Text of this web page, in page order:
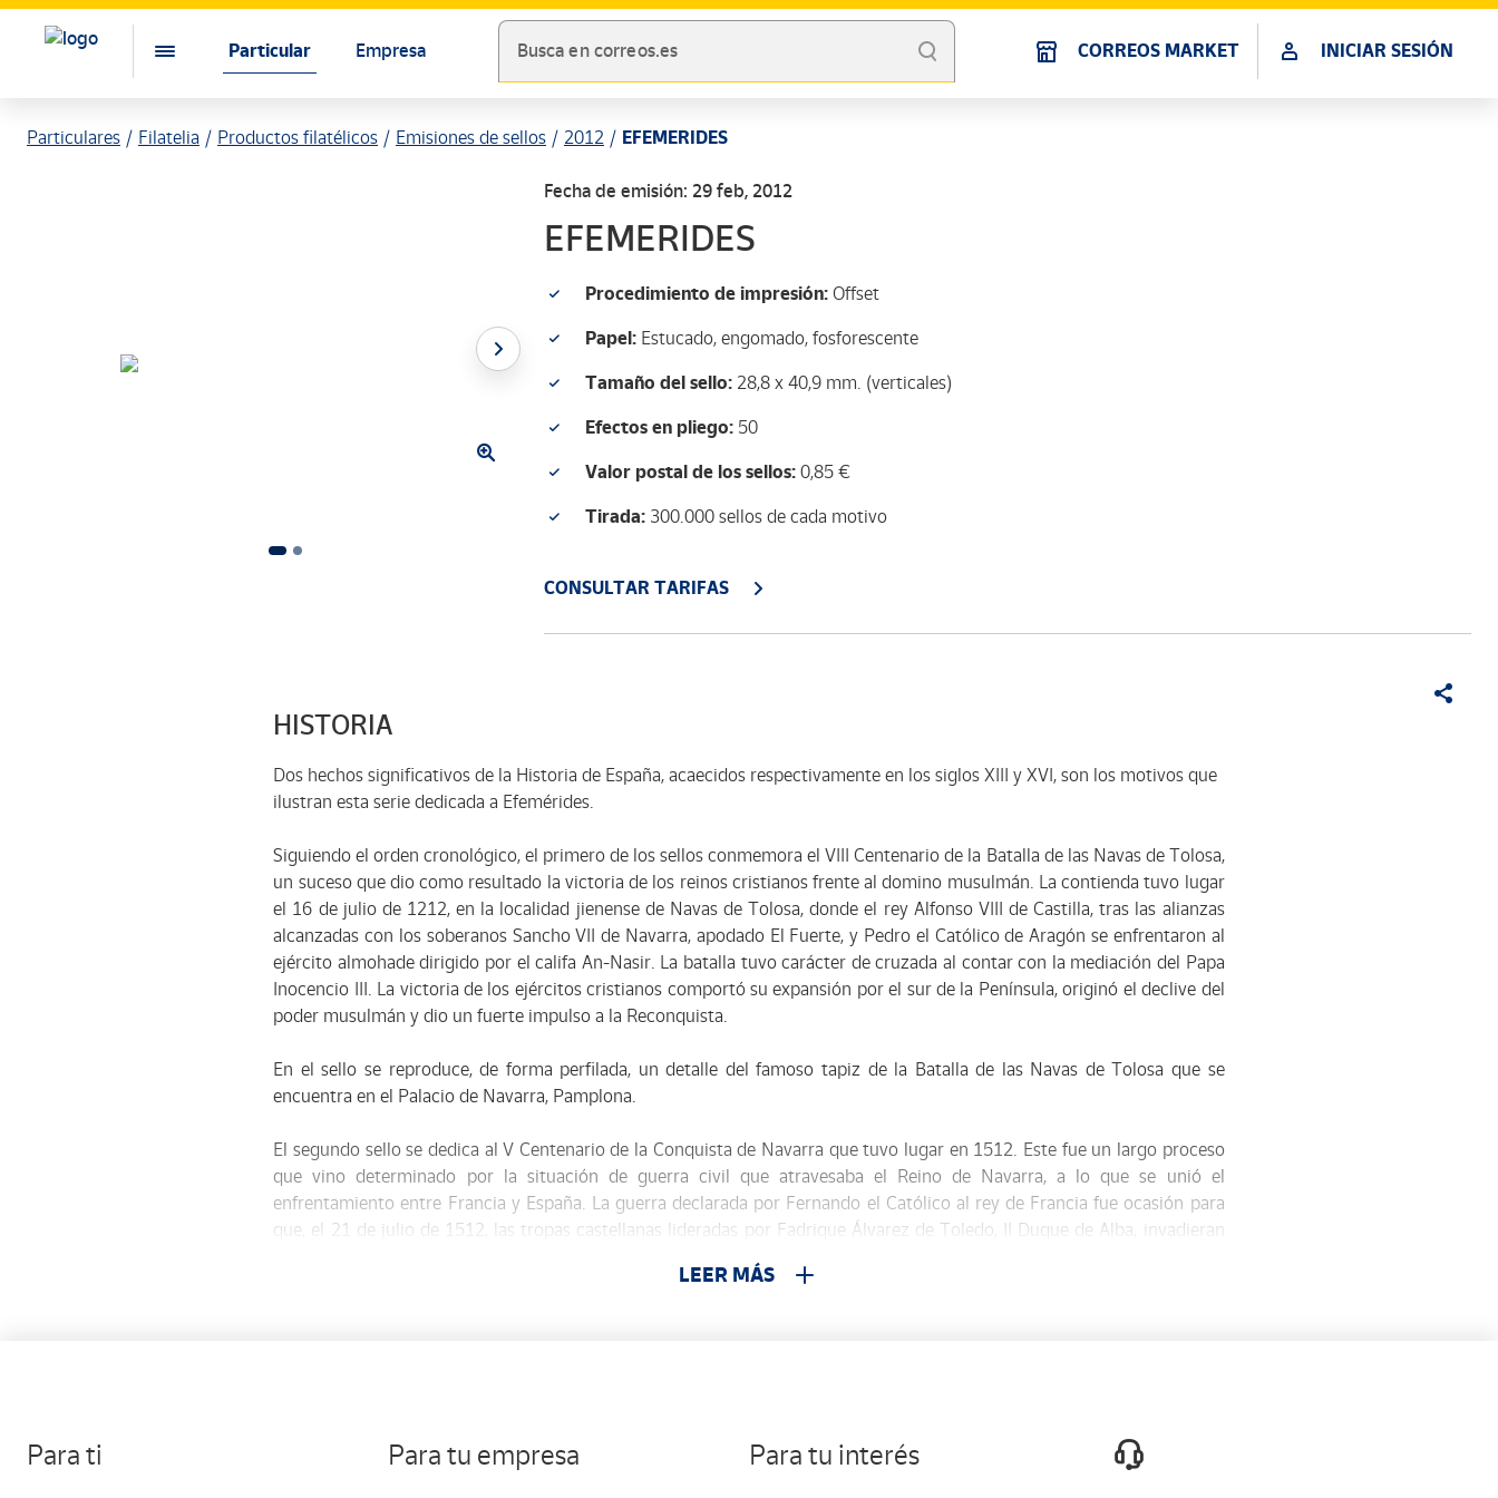
Particular Empresa Busca en correos.es CORREOS MARKET INICIAR SESIÓN
Particulares Filatelia Productos filatélicos Emisiones de sellos 2012 EFEMERIDES
Fecha de emisión: 29 feb, 2012
EFEMERIDES
Procedimiento de impresión: Offset
Papel: Estucado, engomado, fosforescente
Tamaño del sello: 28,8 x 40,9 mm. (verticales)
Efectos en pliego: 50
Valor postal de los sellos: 0,85 €
Tirada: 300.000 sellos de cada motivo
CONSULTAR TARIFAS
HISTORIA
Dos hechos significativos de la Historia de España, acaecidos respectivamente en los siglos XIII y XVI, son los motivos que
ilustran esta serie dedicada a Efemérides.
Siguiendo el orden cronológico, el primero de los sellos conmemora el VIII Centenario de la Batalla de las Navas de Tolosa,
un suceso que dio como resultado la victoria de los reinos cristianos frente al domino musulmán. La contienda tuvo lugar
el 16 de julio de 1212, en la localidad jienense de Navas de Tolosa, donde el rey Alfonso VIII de Castilla, tras las alianzas
alcanzadas con los soberanos Sancho VII de Navarra, apodado El Fuerte, y Pedro el Católico de Aragón se enfrentaron al
ejército almohade dirigido por el califa An-Nasir. La batalla tuvo carácter de cruzada al contar con la mediación del Papa
Inocencio III. La victoria de los ejércitos cristianos comportó su expansión por el sur de la Península, originó el declive del
poder musulmán y dio un fuerte impulso a la Reconquista.
En el sello se reproduce, de forma perfilada, un detalle del famoso tapiz de la Batalla de las Navas de Tolosa que se
encuentra en el Palacio de Navarra, Pamplona.
El segundo sello se dedica al V Centenario de la Conquista de Navarra que tuvo lugar en 1512. Este fue un largo proceso
que vino determinado por la situación de guerra civil que atravesaba el Reino de Navarra, a lo que se unió el
enfrentamiento entre Francia y España. La guerra declarada por Fernando el Católico al rey de Francia fue ocasión para
que, el 21 de julio de 1512, las tropas castellanas lideradas por Fadrique Álvarez de Toledo, II Duque de Alba, invadieran
fácilmente Navarra, sin encontrar apenas resistencia. Se iniciaba, así, un proceso de anexión del reino pirenaico a la
posteriormente a territorio francés.
LEER MÁS
Para ti Para tu empresa Para tu interés